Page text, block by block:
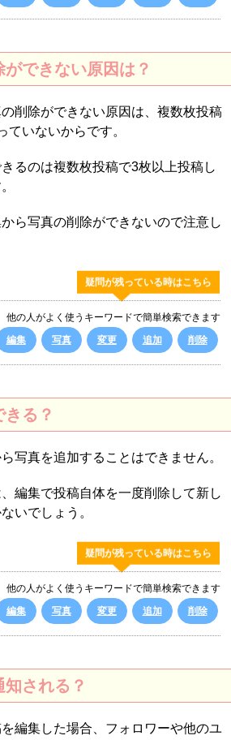
できない原因は？
削除ができない原因は、複数枚投稿
ていないからです。
るのは複数枚投稿で3枚以上投稿し
ら写真の削除ができないので注意し
疑問が残っている時はこちら
他の人がよく使うキーワードで簡単検索できます
編集
写真 変更 追加 削除
る？
写真を追加することはできません。
編集で投稿自体を一度削除して新し
いでしょう。
疑問が残っている時はこちら
他の人がよく使うキーワードで簡単検索できます
編集
写真 変更 追加 削除
される？
編集した場合、フォロワーや他のユ